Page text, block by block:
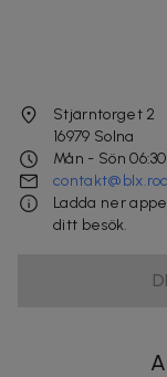
Stjärntorget 2
16979 Solna
Mån - Sön
Ladda ner
ditt besök.